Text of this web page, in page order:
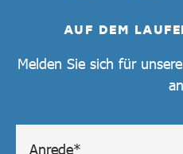
AUF DEM
Melden Sie sich für